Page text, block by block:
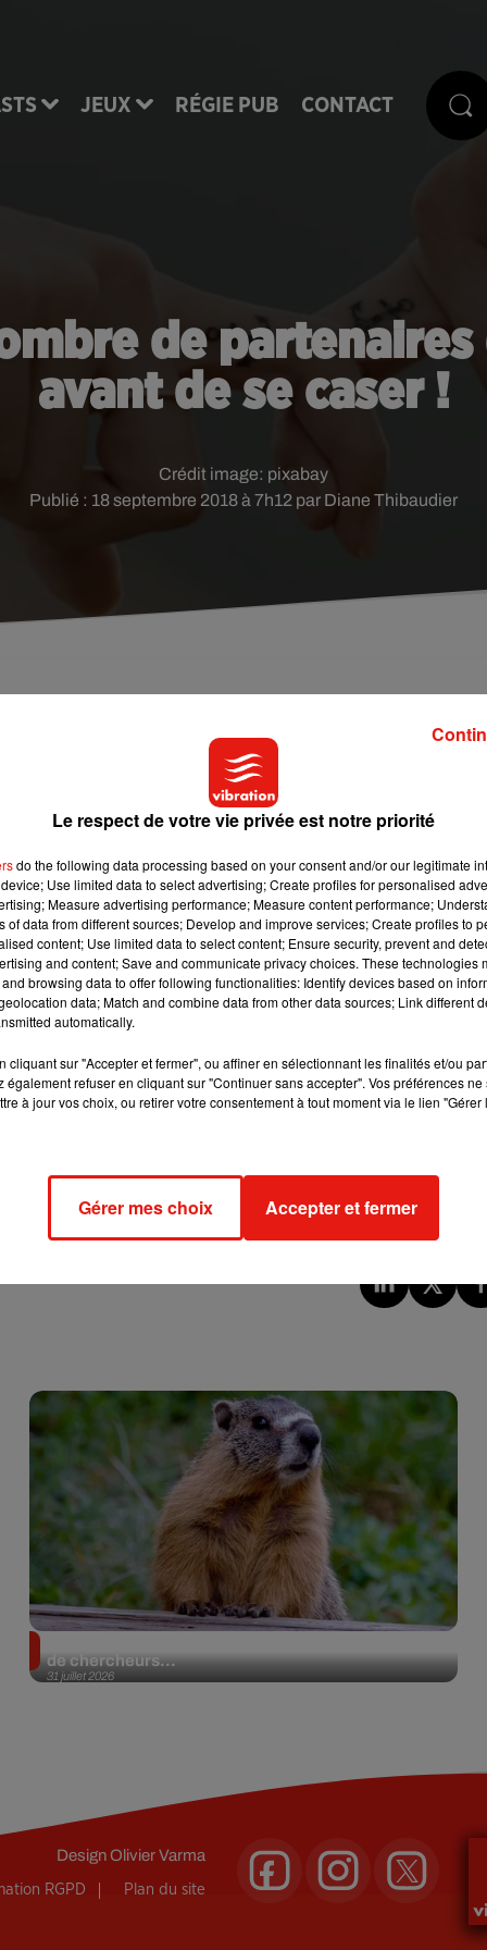
JEUX RÉGIE PUB CONTACT
de
avant de se caser !
Publié : 18 septembre 2018 à 7h12 par Diane Thibaudier
Crédit image: pixabay
mesdames, êtes-vous prêtes à vous marier ? Le
dit beaucoup sur leur relation actuelle.
: est-ce que ça va durer ? Suis-je avec la bonne
étude nous révèle combien de partenaires sexuels nous
Et selon les chercheurs, les femmes qui ont eu dix
nous révèle qu'il faut donc avoir dix partenaires sexuels
ne pas durer. Selon les scientifiques, les femmes qui
tiendraient pas plus de 5 ans une fois mariées. Et ce n'est
plus expérimentées savent mieux ce qu'elles veulent que
votre conjoint, vous risquez cette fois de ne pas savoir ce que
Quant aux hommes ? L'étude ne dit pas combien de
bien plus que dix !
31 juillet 2026
de chercheurs...
DesignOlivier Varma
RGPD Plan du site
Le respect de votre vie privée est notre priorité
do the following data processing based on your consent and/or our legitimate
Use limited data to select advertising; Create profiles for personalised
Measure advertising performance; Measure content performance;
of data from different sources; Develop and improve services; Create profiles to
content; Use limited data to select content; Ensure security, prevent and
and content; Save and communicate privacy choices. These technologies
browsing data to offer following functionalities: Identify devices based on
data; Match and combine data from other data sources; Link different
automatically.
cliquant sur "Accepter et fermer", ou affiner en sélectionnant les finalités et/ou
également refuser en cliquant sur "Continuer sans accepter". Vos préférences
à jour vos choix, ou retirer votre consentement à tout moment via le lien
Gérer mes choix Accepter et fermer